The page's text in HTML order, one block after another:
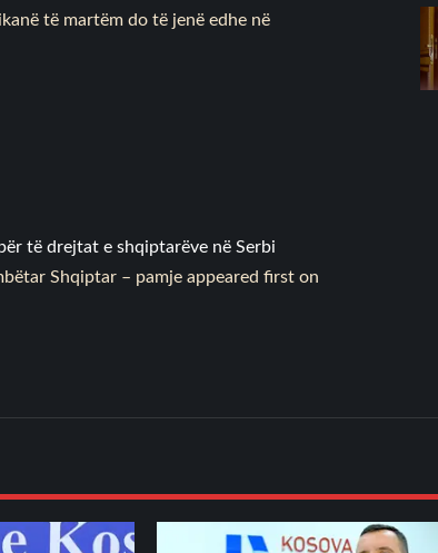
të martëm do të jenë edhe në
të drejtat e shqiptarëve në Serbi
Shqiptar – pamje appeared first on